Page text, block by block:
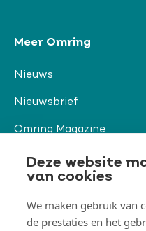
Deze website
van cookies
We maken gebruik van
de prestaties en het
Meer Omring
Nieuws
Nieuwsbrief
Omring Magazine
Verwijzers
Organisatie & beleid